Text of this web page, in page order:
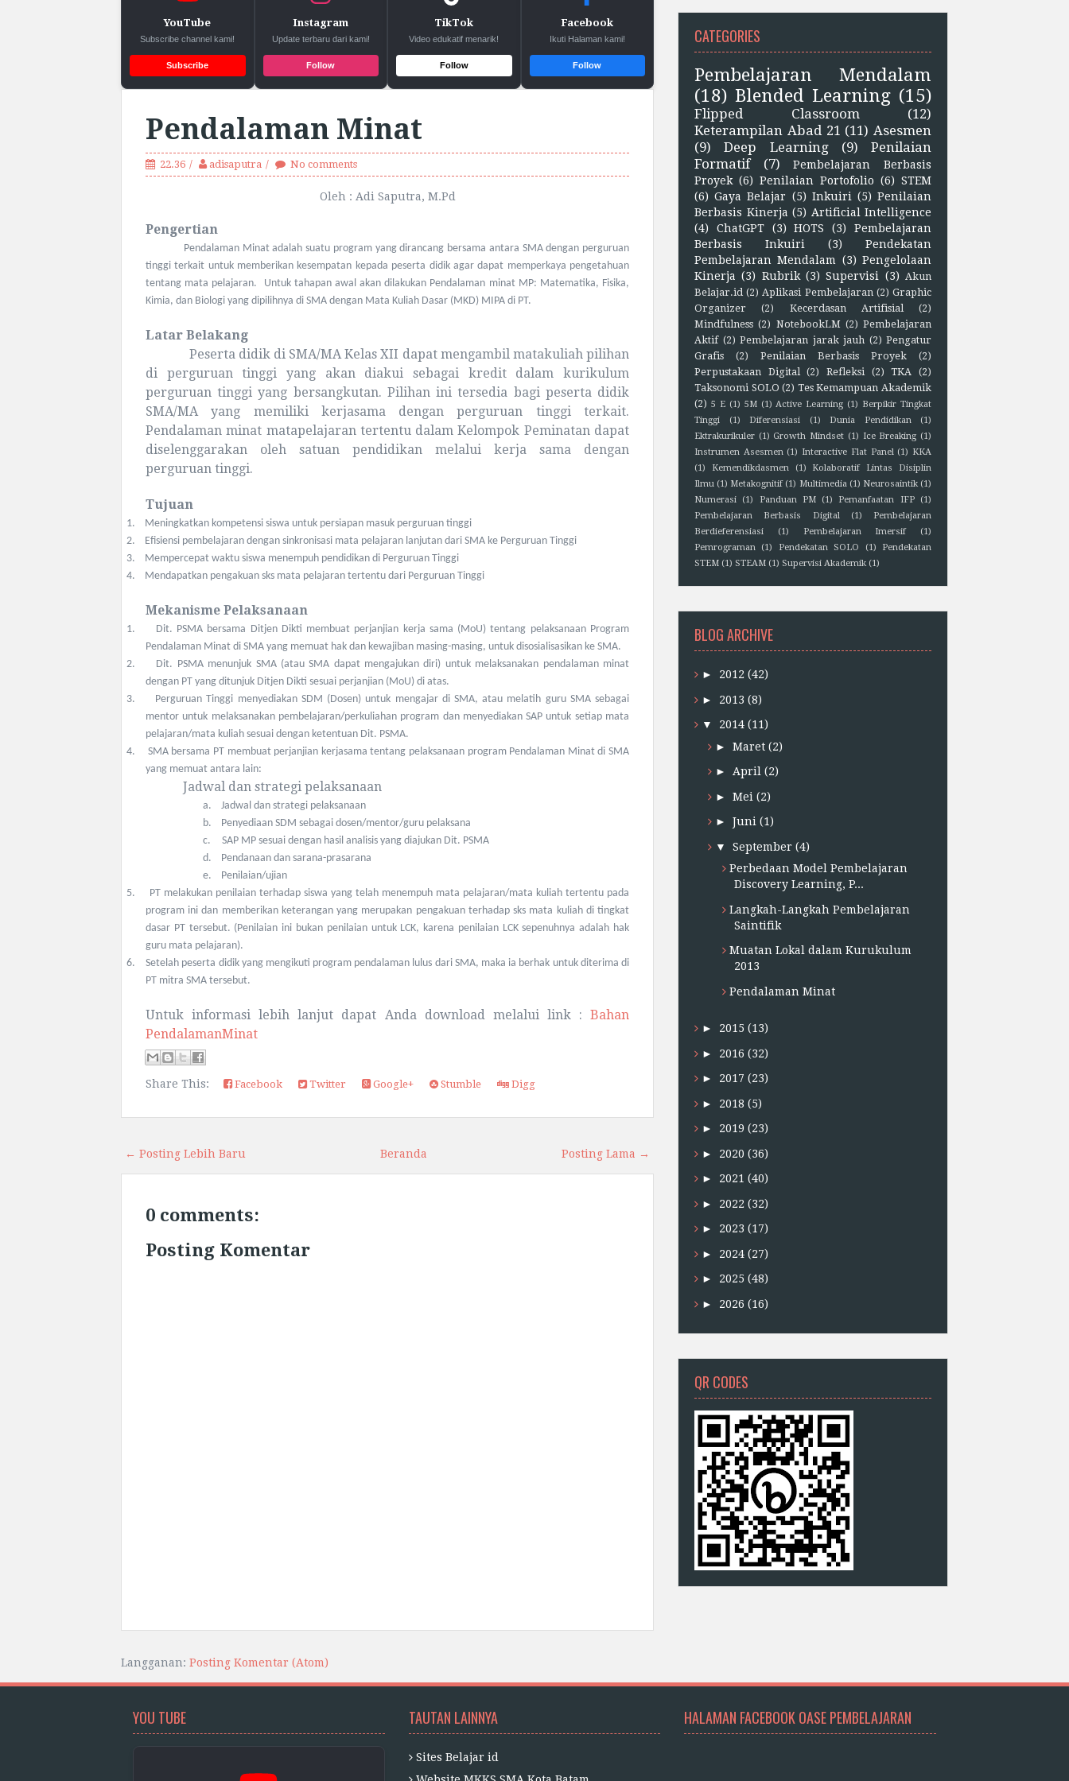
YouTube
Subscribe channel kami!
Subscribe
Instagram
Update terbaru dari kami!
Follow
TikTok
Video edukatif menarik!
Follow
Facebook
Ikuti Halaman kami!
Follow
Pendalaman Minat
22.36 adisaputra No comments
Oleh : Adi Saputra, M.Pd
Pengertian
Pendalaman Minat adalah suatu program yang dirancang bersama antara SMA dengan perguruan
tinggi terkait untuk memberikan kesempatan kepada peserta didik agar dapat memperkaya pengetahuan
tentang mata pelajaran.
Untuk tahapan awal akan dilakukan Pendalaman minat MP: Matematika, Fisika,
Kimia, dan Biologi yang dipilihnya di SMA dengan Mata Kuliah Dasar (MKD) MIPA di PT.
Latar Belakang
Peserta didik di SMA/MA Kelas XII dapat mengambil matakuliah pilihan
di perguruan tinggi yang akan diakui sebagai kredit dalam kurikulum
perguruan tinggi yang bersangkutan. Pilihan ini tersedia bagi peserta didik
SMA/MA yang memiliki kerjasama dengan perguruan tinggi terkait.
Pendalaman minat matapelajaran tertentu dalam Kelompok Peminatan dapat
diselenggarakan oleh satuan pendidikan melalui kerja sama dengan
perguruan tinggi.
Tujuan
1.
Meningkatkan kompetensi siswa untuk persiapan masuk perguruan tinggi
2.
Efisiensi pembelajaran dengan sinkronisasi mata pelajaran lanjutan dari SMA ke Perguruan Tinggi
3.
Mempercepat waktu siswa menempuh pendidikan di Perguruan Tinggi
4.
Mendapatkan pengakuan sks mata pelajaran tertentu dari Perguruan Tinggi
Mekanisme Pelaksanaan
1.
Dit. PSMA bersama Ditjen Dikti membuat perjanjian kerja sama (MoU) tentang pelaksanaan Program
Pendalaman Minat di SMA yang memuat hak dan kewajiban masing-masing, untuk disosialisasikan ke SMA.
2.
Dit. PSMA menunjuk SMA (atau SMA dapat mengajukan diri) untuk melaksanakan pendalaman minat
dengan PT yang ditunjuk Ditjen Dikti sesuai perjanjian (MoU) di atas.
3.
Perguruan Tinggi menyediakan SDM (Dosen) untuk mengajar di SMA, atau melatih guru SMA sebagai
mentor untuk melaksanakan pembelajaran/perkuliahan program dan menyediakan SAP untuk setiap mata
pelajaran/mata kuliah sesuai dengan ketentuan Dit. PSMA.
4.
SMA bersama PT membuat perjanjian kerjasama tentang pelaksanaan program Pendalaman Minat di SMA
yang memuat antara lain:
Jadwal dan strategi pelaksanaan
a.
Jadwal dan strategi pelaksanaan
b.
Penyediaan SDM sebagai dosen/mentor/guru pelaksana
c.
SAP MP sesuai dengan hasil analisis yang diajukan Dit. PSMA
d.
Pendanaan dan sarana-prasarana
e.
Penilaian/ujian
5.
PT melakukan penilaian terhadap siswa yang telah menempuh mata pelajaran/mata kuliah tertentu pada
program ini dan memberikan keterangan yang merupakan pengakuan terhadapsks mata kuliah di tingkat
dasar PT tersebut. (Penilaian ini bukan penilaian untuk LCK, karena penilaian LCK sepenuhnya adalah hak
guru mata pelajaran).
6.
Setelah peserta didik yang mengikuti program pendalaman lulus dari SMA, maka ia berhak untuk diterima di
PT mitra SMA tersebut.
Untuk informasi lebih lanjut dapat Anda download melalui link : Bahan
PendalamanMinat
Share This: Facebook Twitter Google+ Stumble Digg
← Posting Lebih Baru Posting Lama →
Beranda
0 comments:
Posting Komentar
Langganan: Posting Komentar (Atom)
CATEGORIES
Pembelajaran Mendalam
(18) Blended Learning (15)
Flipped Classroom
(12)
Keterampilan Abad 21 (11) Asesmen
(9)
Deep Learning (9)
Penilaian
Formatif
(7)
Pembelajaran Berbasis
Proyek (6) Penilaian Portofolio (6) STEM
(6) Gaya Belajar (5) Inkuiri (5) Penilaian
Berbasis Kinerja (5) Artificial Intelligence
(4)
ChatGPT (3) HOTS (3)
Pembelajaran
Berbasis Inkuiri
(3)
Pendekatan
Pembelajaran Mendalam (3) Pengelolaan
Kinerja (3) Rubrik (3) Supervisi (3) Akun
Belajar.id (2) Aplikasi Pembelajaran (2) Graphic
Organizer
(2) Kecerdasan Artifisial
(2)
Mindfulness (2) NotebookLM (2) Pembelajaran
Aktif (2) Pembelajaran jarak jauh (2) Pengatur
Grafis
(2) Penilaian Berbasis Proyek
(2)
Perpustakaan Digital (2) Refleksi (2) TKA
(2)
Taksonomi SOLO (2) Tes Kemampuan Akademik
(2) 5 E (1) 5M (1) Active Learning (1) Berpikir Tingkat
Tinggi
(1) Diferensiasi (1) Dunia Pendidikan
(1)
Ektrakurikuler (1) Growth Mindset (1) Ice Breaking (1)
Instrumen Asesmen (1) Interactive Flat Panel (1) KKA
(1)
Kemendikdasmen (1)
Kolaboratif Lintas Disiplin
Ilmu (1) Metakognitif (1) Multimedia (1) Neurosaintik (1)
Numerasi
(1) Panduan PM (1) Pemanfaatan IFP
(1)
Pembelajaran Berbasis Digital
(1)
Pembelajaran
Berdieferensiasi
(1) Pembelajaran Imersif
(1)
Pemrograman
(1) Pendekatan SOLO (1)
Pendekatan
STEM (1) STEAM (1) Supervisi Akademik (1)
BLOG ARCHIVE
► 2012 (42)
► 2013 (8)
▼
2014 (11)
► Maret (2)
► April (2)
► Mei (2)
► Juni (1)
▼
September (4)
Perbedaan Model Pembelajaran
Discovery Learning, P...
Langkah-Langkah Pembelajaran
Saintifik
Muatan Lokal dalam Kurukulum
2013
Pendalaman Minat
► 2015 (13)
► 2016 (32)
► 2017 (23)
► 2018 (5)
► 2019 (23)
► 2020 (36)
► 2021 (40)
► 2022 (32)
► 2023 (17)
► 2024 (27)
► 2025 (48)
► 2026 (16)
QR CODES
YOU TUBE TAUTAN LAINNYA
Sites Belajar id
HALAMAN FACEBOOK OASE PEMBELAJARAN